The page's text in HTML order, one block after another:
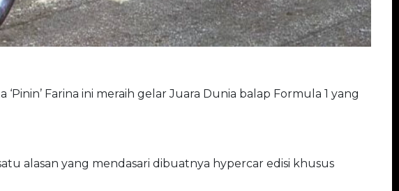
Farina ini meraih gelar Juara Dunia balap Formula 1 yang
alasan yang mendasari dibuatnya hypercar edisi khusus